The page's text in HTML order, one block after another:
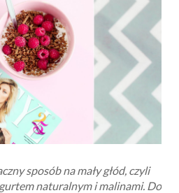
sposób na mały głód, czyli
naturalnym i malinami. Do